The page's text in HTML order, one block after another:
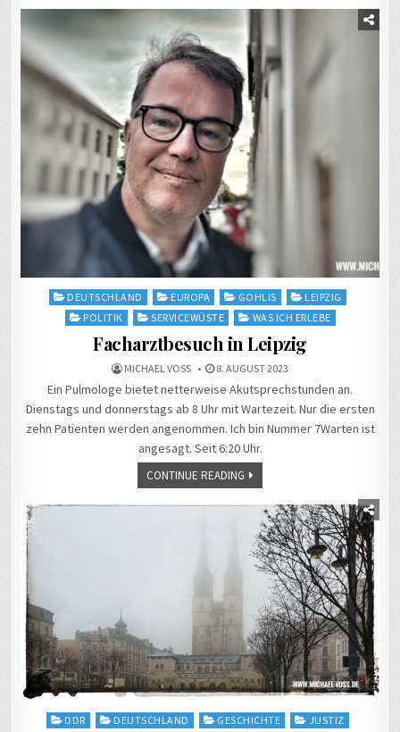
Posted
DEUTSCHLAND EUROPA GOHLIS
LEIPZIG
POLITIK
SERVICEWÜSTE WAS ICH ERLEBE
Facharztbesuch in Leipzig
MICHAEL VOSS 8. AUGUST 2023
Ein Pulmologe bietet netterweise Akutsprechstunden an.
Dienstags und donnerstags ab 8 Uhr mit Wartezeit. Nur die ersten
zehn Patienten werden angenommen. Ich bin Nummer 7Warten ist
angesagt. Seit 6:20 Uhr.
CONTINUE READING
Posted
DDR DEUTSCHLAND GESCHICHTE
JUSTIZ